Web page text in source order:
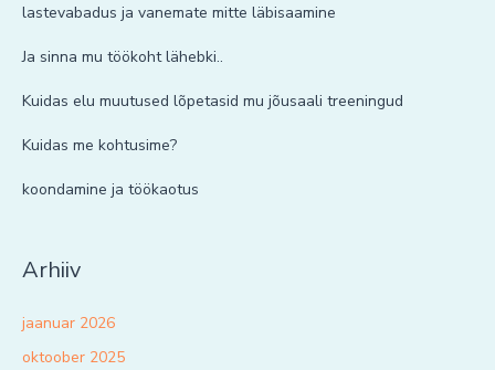
lastevabadus ja vanemate mitte läbisaamine
Ja sinna mu töökoht lähebki..
Kuidas elu muutused lõpetasid mu jõusaali treeningud
Kuidas me kohtusime?
koondamine ja töökaotus
Arhiiv
jaanuar 2026
oktoober 2025